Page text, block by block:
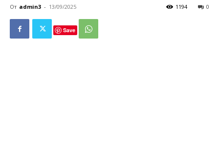
От admin3 - 13/09/2025 0
1194
Save